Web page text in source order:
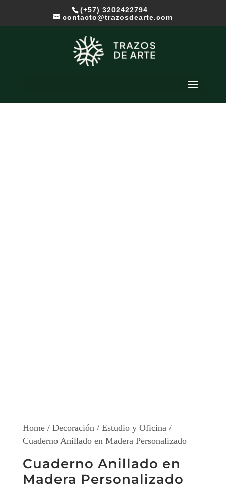
(+57) 3202422794
contacto@trazosdearte.com
Home/ Decoración / Estudio y Oficina /
Cuaderno Anillado en Madera Personalizado
Cuaderno Anillado en
Madera Personalizado